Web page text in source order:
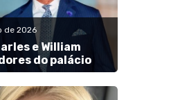
de 2026
e William
do palácio